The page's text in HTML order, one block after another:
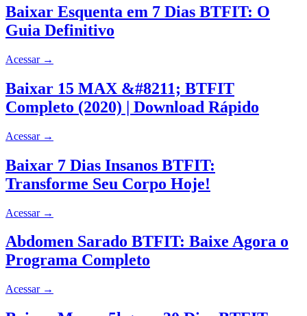
Baixar Esquenta em 7 Dias BTFIT: O
Guia Definitivo
Acessar →
Baixar 15 MAX &#8211; BTFIT
Completo (2020) | Download Rápido
Acessar →
Baixar 7 Dias Insanos BTFIT:
Transforme Seu Corpo Hoje!
Acessar →
Abdomen Sarado BTFIT: Baixe Agora o
Programa Completo
Acessar →